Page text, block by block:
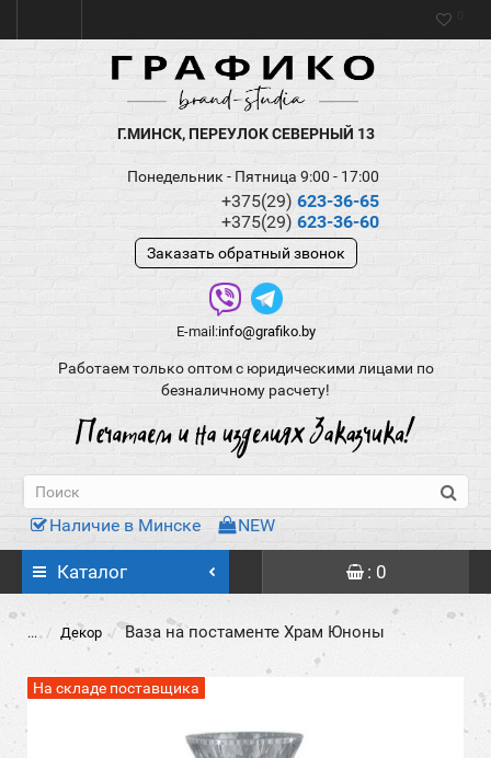
Г.МИНСК, ПЕРЕУЛОК СЕВЕРНЫЙ 13
Понедельник - Пятница 9:00 - 17:00
+375(29) 623-36-65
+375(29) 623-36-60
Заказать обратный звонок
E-mail:info@grafiko.by
Работаем только оптом с юридическими лицами по
безналичному расчету!
Наличие в Минске NEW
Каталог : 0
... Декор Ваза на постаменте Храм Юноны
На складе поставщика